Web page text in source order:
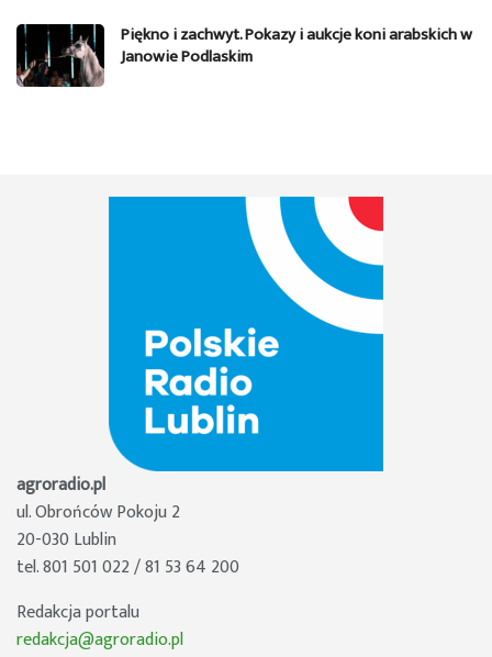
Piękno i zachwyt. Pokazy i aukcje koni arabskich w
Janowie Podlaskim
agroradio.pl
ul. Obrońców Pokoju 2
20-030 Lublin
tel. 801 501 022 / 81 53 64 200
Redakcja portalu
redakcja@agroradio.pl